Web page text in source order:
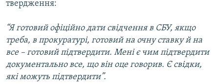
твердження:
“Я готовий офіційно дати свідчення в СБУ, якщо
треба, в прокуратурі, готовий на очну ставку й на
все – готовий підтвердити. Мені є чим підтвердити
документально все, що він оце говорив. Є свідки,
які можуть підтвердити”.